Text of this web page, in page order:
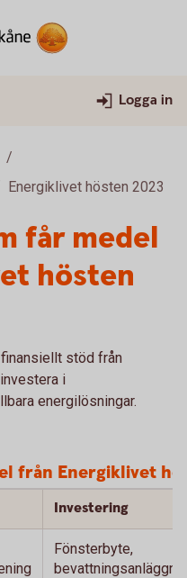
Logga in
Energiklivet hösten 2023
får medel
hösten
stöd från
i
energilösningar.
från Energiklivet
Investering
Fönsterbyte,